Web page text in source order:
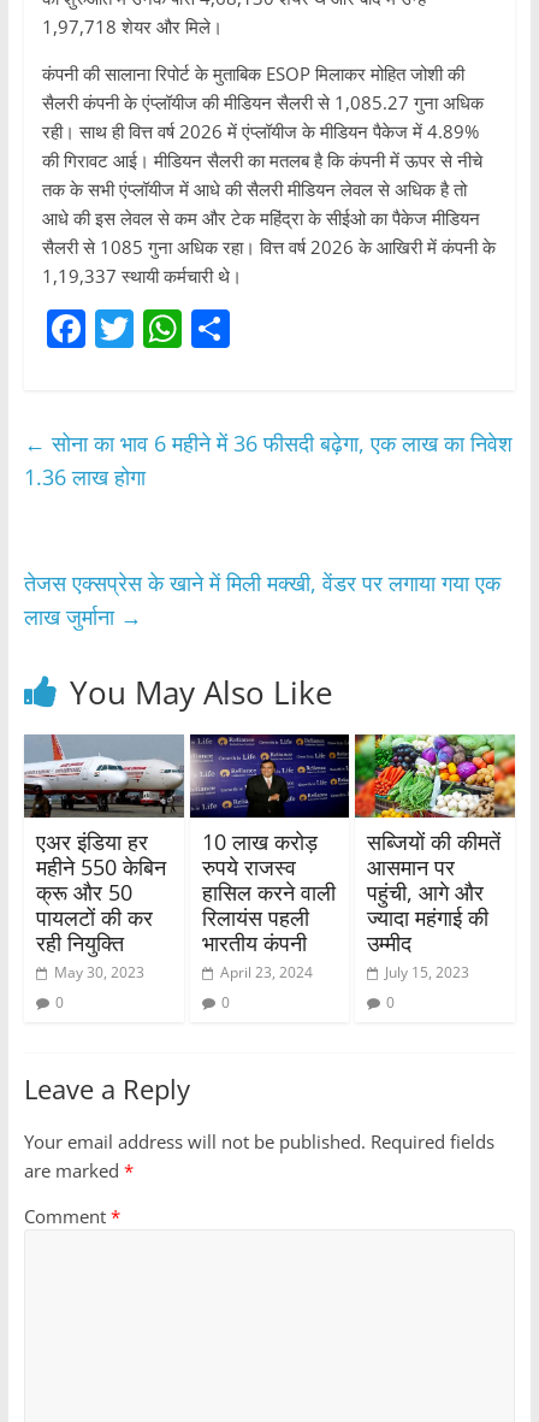
1,97,718 शेयर और मिले।
कंपनी की सालाना रिपोर्ट के मुताबिक ESOP मिलाकर मोहित जोशी की
सैलरी कंपनी के एंप्लॉयीज की मीडियन सैलरी से 1,085.27 गुना अधिक
रही। साथ ही वित्त वर्ष 2026 में एंप्लॉयीज के मीडियन पैकेज में 4.89%
की गिरावट आई। मीडियन सैलरी का मतलब है कि कंपनी में ऊपर से नीचे
तक के सभी एंप्लॉयीज में आधे की सैलरी मीडियन लेवल से अधिक है तो
आधे की इस लेवल से कम और टेक महिंद्रा के सीईओ का पैकेज मीडियन
सैलरी से 1085 गुना अधिक रहा। वित्त वर्ष 2026 के आखिरी में कंपनी के
1,19,337 स्थायी कर्मचारी थे।
F
e
b
k
T
er
W
s
p
S
e
← सोना का भाव 6 महीने में 36 फीसदी बढ़ेगा, एक लाख का निवेश
1.36 लाख होगा
तेजस एक्सप्रेस के खाने में मिली मक्खी, वेंडर पर लगाया गया एक
लाख जुर्माना →
You May Also Like
एअर इंडिया हर
महीने 550 केबिन
क्रू और 50
पायलटों की कर
रही नियुक्ति
May 30, 2023
0
10 लाख करोड़
रुपये राजस्व
हासिल करने वाली
रिलायंस पहली
भारतीय कंपनी
April 23, 2024
0
सब्जियों की कीमतें
आसमान पर
पहुंची, आगे और
ज्यादा महंगाई की
उम्मीद
July 15, 2023
0
Leave a Reply
Your email address will not be published. Required fields
are marked *
Comment *